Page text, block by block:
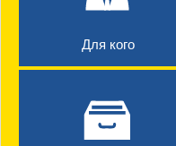
Для кого